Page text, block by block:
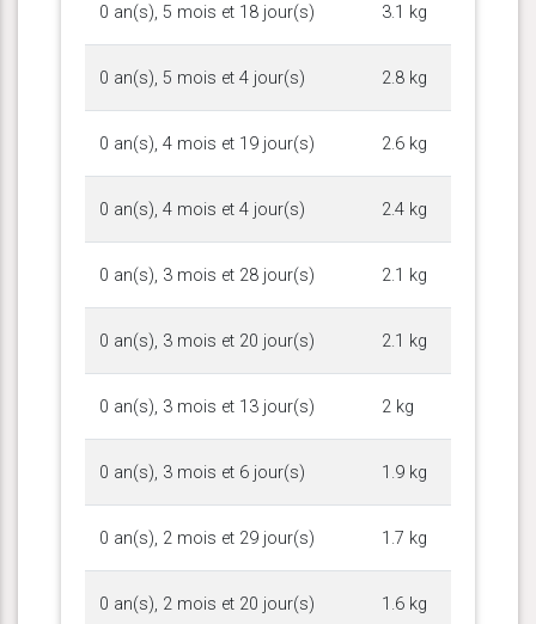
0 an(s), 5 mois et 18 jour(s) 3.1 kg
0 an(s), 5 mois et 4 jour(s) 2.8 kg
0 an(s), 4 mois et 19 jour(s) 2.6 kg
0 an(s), 4 mois et 4 jour(s) 2.4 kg
0 an(s), 3 mois et 28 jour(s) 2.1 kg
0 an(s), 3 mois et 20 jour(s) 2.1 kg
0 an(s), 3 mois et 13 jour(s) 2 kg
0 an(s), 3 mois et 6 jour(s) 1.9 kg
0 an(s), 2 mois et 29 jour(s) 1.7 kg
0 an(s), 2 mois et 20 jour(s) 1.6 kg